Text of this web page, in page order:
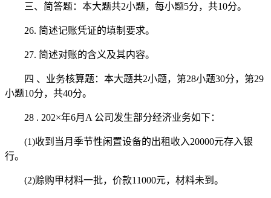
三、简答题：本大题共2小题，每小题5分，共10分。
26. 简述记账凭证的填制要求。
27. 简述对账的含义及其内容。
四 、业务核算题：本大题共2小题，第28小题30分，第29
小题10分，共40分。
28 . 202×年6月A 公司发生部分经济业务如下：
(1)收到当月季节性闲置设备的出租收入20000元存入银
行。
(2)赊购甲材料一批，价款11000元，材料未到。